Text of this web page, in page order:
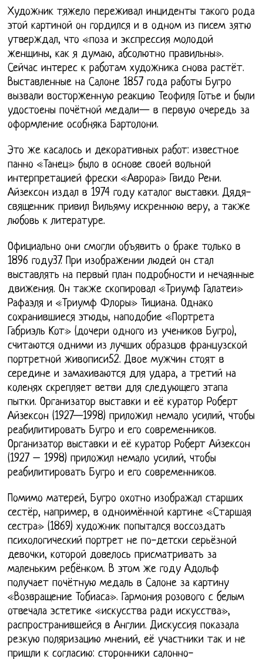
Художник тяжело переживал инциденты такого рода
этой картиной он гордился и в одном из писем зятю
утверждал, что «поза и экспрессия молодой
женщины, как я думаю, абсолютно правильны».
Сейчас интерес к работам художника снова растёт.
Выставленные на Салоне 1857 года работы Бугро
вызвали восторженную реакцию Теофиля Готье и были
удостоены почётной медали— в первую очередь за
оформление особняка Бартолони.
Это же касалось и декоративных работ: известное
панно «Танец» было в основе своей вольной
интерпретацией фрески «Аврора» Гвидо Рени.
Айзексон издал в 1974 году каталог выставки. Дядя-
священник привил Вильяму искреннюю веру, а также
любовь к литературе.
Официально они смогли объявить о браке только в
1896 году37. При изображении людей он стал
выставлять на первый план подробности и нечаянные
движения. Он также скопировал «Триумф Галатеи»
Рафаэля и «Триумф Флоры» Тициана. Однако
сохранившиеся этюды, наподобие «Портрета
Габриэль Кот» (дочери одного из учеников Бугро),
считаются одними из лучших образцов французской
портретной живописи52. Двое мужчин стоят в
середине и замахиваются для удара, а третий на
коленях скрепляет ветви для следующего этапа
пытки. Организатор выставки и её куратор Роберт
Айзексон (1927—1998) приложил немало усилий, чтобы
реабилитировать Бугро и его современников.
Организатор выставки и её куратор Роберт Айзексон
(1927 – 1998) приложил немало усилий, чтобы
реабилитировать Бугро и его современников.
Помимо матерей, Бугро охотно изображал старших
сестёр, например, в одноимённой картине «Старшая
сестра» (1869) художник попытался воссоздать
психологический портрет не по-детски серьёзной
девочки, которой довелось присматривать за
маленьким ребёнком. В этом же году Адольф
получает почётную медаль в Салоне за картину
«Возвращение Тобиаса». Гармония розового с белым
отвечала эстетике «искусства ради искусства»,
распространившейся в Англии. Дискуссия показала
резкую поляризацию мнений, её участники так и не
пришли к согласию: сторонники салонно-